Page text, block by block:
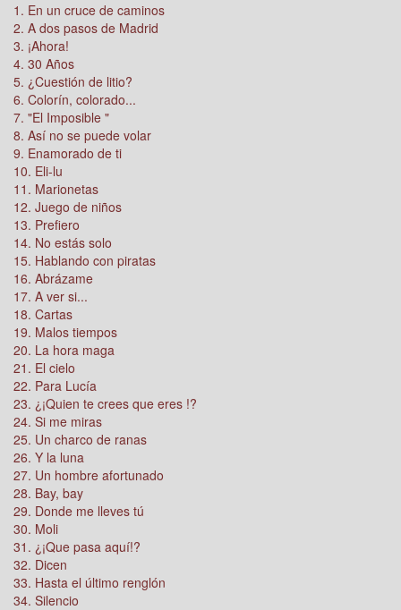
1. En un cruce de caminos
2. A dos pasos de Madrid
3. ¡Ahora!
4. 30 Años
5. ¿Cuestión de litio?
6. Colorín, colorado...
7. "El Imposible "
8. Así no se puede volar
9. Enamorado de ti
10. Eli-lu
11. Marionetas
12. Juego de niños
13. Prefiero
14. No estás solo
15. Hablando con piratas
16. Abrázame
17. A ver si...
18. Cartas
19. Malos tiempos
20. La hora maga
21. El cielo
22. Para Lucía
23. ¿¡Quien te crees que eres !?
24. Si me miras
25. Un charco de ranas
26. Y la luna
27. Un hombre afortunado
28. Bay, bay
29. Donde me lleves tú
30. Moli
31. ¿¡Que pasa aquí!?
32. Dicen
33. Hasta el último renglón
34. Silencio